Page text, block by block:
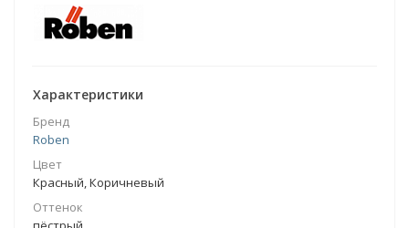
Характеристики
Бренд
Roben
Цвет
Красный, Коричневый
Оттенок